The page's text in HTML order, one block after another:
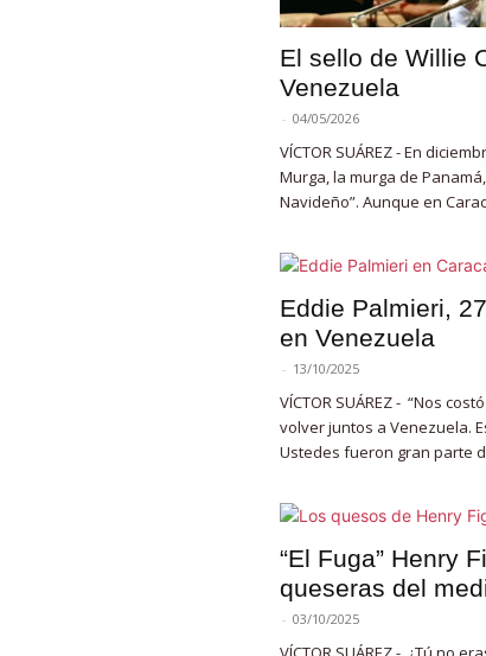
El sello de Willie
Venezuela
- 04/05/2026
VÍCTOR SUÁREZ - En
Murga, la murga de
Navideño”. Aunque en
Eddie Palmieri,
en Venezuela
- 13/10/2025
VÍCTOR SUÁREZ - “Nos
volver juntos a Venezuela.
Ustedes fueron gran parte
“El Fuga” Henry
queseras del
- 03/10/2025